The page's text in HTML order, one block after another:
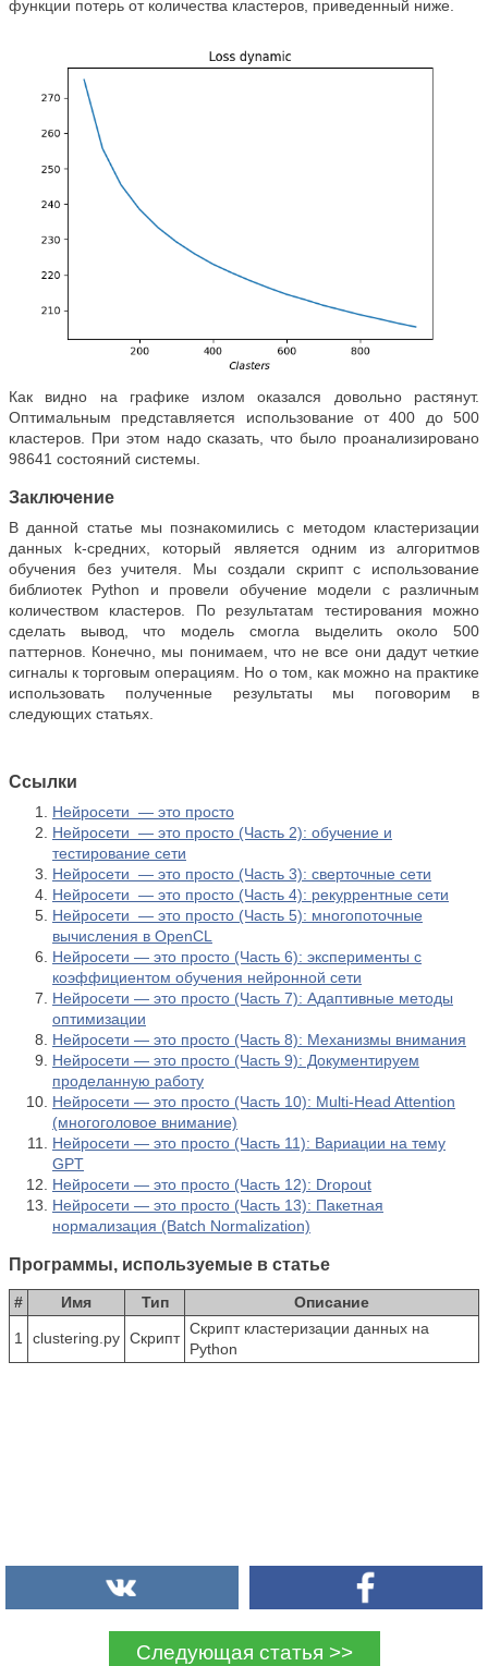
функции потерь от количества кластеров, приведенный ниже.
Как видно на графике излом оказался довольно растянут.
Оптимальным представляется использование от 400 до 500
кластеров. При этом надо сказать, что было проанализировано
98641 состояний системы.
Заключение
В данной статье мы познакомились с методом кластеризации
данных k-средних, который является одним из алгоритмов
обучения без учителя. Мы создали скрипт с использование
библиотек Python и провели обучение модели с различным
количеством кластеров. По результатам тестирования можно
сделать вывод, что модель смогла выделить около 500
паттернов. Конечно, мы понимаем, что не все они дадут четкие
сигналы к торговым операциям. Но о том, как можно на практике
использовать полученные результаты мы поговорим в
следующих статьях.
Ссылки
Нейросети — это просто
Нейросети — это просто (Часть 2): обучение и
тестирование сети
Нейросети — это просто (Часть 3): сверточные сети
Нейросети — это просто (Часть 4): рекуррентные сети
Нейросети — это просто (Часть 5): многопоточные
вычисления в OpenCL
Нейросети — это просто (Часть 6): эксперименты с
коэффициентом обучения нейронной сети
Нейросети — это просто (Часть 7): Адаптивные методы
оптимизации
Нейросети — это просто (Часть 8): Механизмы внимания
Нейросети — это просто (Часть 9): Документируем
проделанную работу
Нейросети — это просто (Часть 10): Multi-Head Attention
(многоголовое внимание)
Нейросети — это просто (Часть 11): Вариации на тему
GPT
Нейросети — это просто (Часть 12): Dropout
Нейросети — это просто (Часть 13): Пакетная
нормализация (Batch Normalization)
Программы, используемые в статье
# Имя Тип Описание
1 clustering.py Скрипт
Скрипт кластеризации данных на
Python
Следующая статья >>